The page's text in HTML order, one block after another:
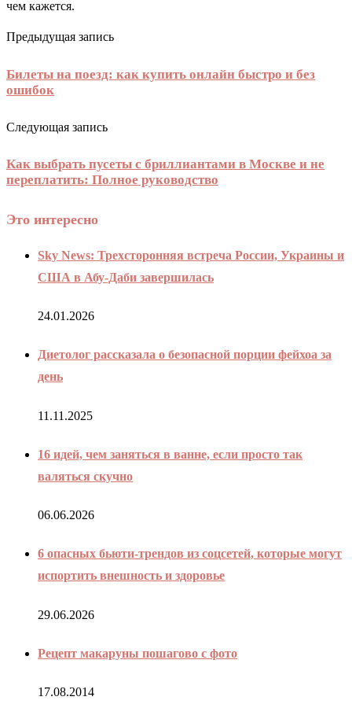
чем кажется.
Предыдущая запись
Билеты на поезд: как купить онлайн быстро и без
ошибок
Следующая запись
Как выбрать пусеты с бриллиантами в Москве и не
переплатить: Полное руководство
Это интересно
Sky News: Трехсторонняя встреча России, Украины и
США в Абу-Даби завершилась
24.01.2026
Диетолог рассказала о безопасной порции фейхоа за
день
11.11.2025
16 идей, чем заняться в ванне, если просто так
валяться скучно
06.06.2026
6 опасных бьюти-трендов из соцсетей, которые могут
испортить внешность и здоровье
29.06.2026
Рецепт макаруны пошагово с фото
17.08.2014